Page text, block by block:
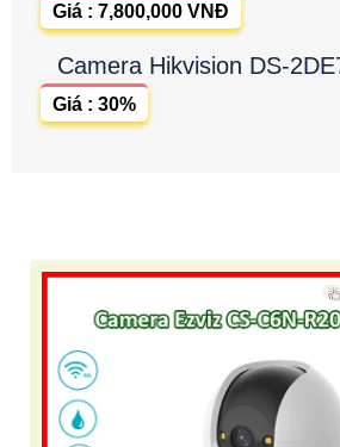
Giá : 7,800,000 VNĐ
Camera Hikvision DS-
Giá : 30%